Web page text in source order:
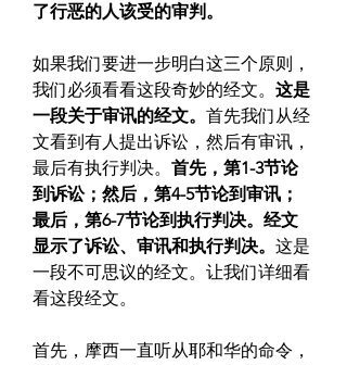
了行恶的人该受的审判。
如果我们要进一步明白这三个原则，
我们必须看看这段奇妙的经文。 这是
一段关于审讯的经文。 首先我们从经
文看到有人提出诉讼，然后有审讯，
最后有执行判决。 首先，第1-3节论
到诉讼；然后，第4-5节论到审讯；
最后，第6-7节论到执行判决。经文
显示了诉讼、审讯和执行判决。 这是
一段不可思议的经文。让我们详细看
看这段经文。
首先，摩西一直听从耶和华的命令，